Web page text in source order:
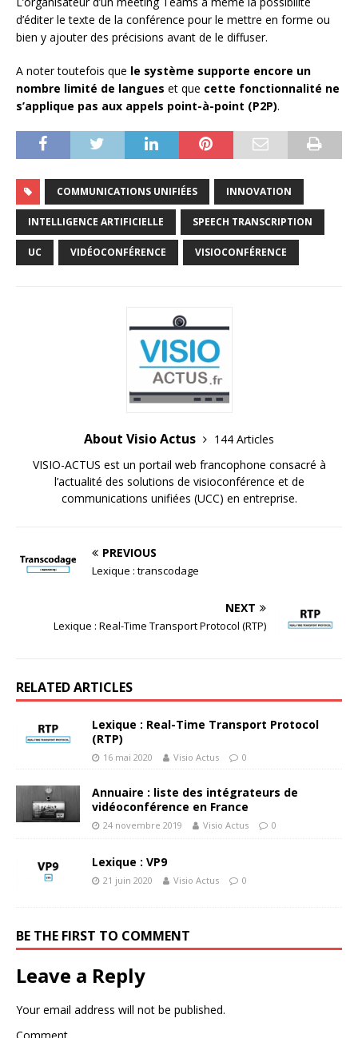
d’éditer le texte de la conférence pour le mettre en forme ou
bien y ajouter des précisions avant de le diffuser.
A noter toutefois que le système supporte encore un
nombre limité de langues et que cette fonctionnalité ne
s’applique pas aux appels point-à-point (P2P).
COMMUNICATIONS UNIFIÉES INNOVATION
INTELLIGENCE ARTIFICIELLE SPEECH TRANSCRIPTION
UC VIDÉOCONFÉRENCE VISIOCONFÉRENCE
About Visio Actus
144 Articles
VISIO-ACTUS est un portail web francophone consacré à
l’actualité des solutions de visioconférence et de
communications unifiées (UCC) en entreprise.
PREVIOUS
Lexique : transcodage
NEXT
Lexique : Real-Time Transport Protocol (RTP)
RELATED ARTICLES
Lexique : Real-Time Transport Protocol
(RTP)
16 mai 2020 Visio Actus 0
Annuaire : liste des intégrateurs de
vidéoconférence en France
24 novembre 2019 Visio Actus 0
Lexique : VP9
21 juin 2020 Visio Actus 0
BE THE FIRST TO COMMENT
Leave a Reply
Your email address will not be published.